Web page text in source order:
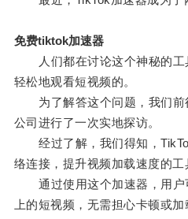
免费tiktok加速器
人们都在讨论这个神秘的工
轻松地观看短视频的。
为了解答这个问题，我们前
公司进行了一次实地探访。
经过了解，我们得知，
络连接，提升视频加载速度的工
通过使用这个加速器，用户
上的短视频，无需担心卡顿或加